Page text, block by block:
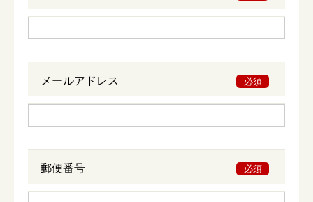
メールアドレス 必須
郵便番号 必須